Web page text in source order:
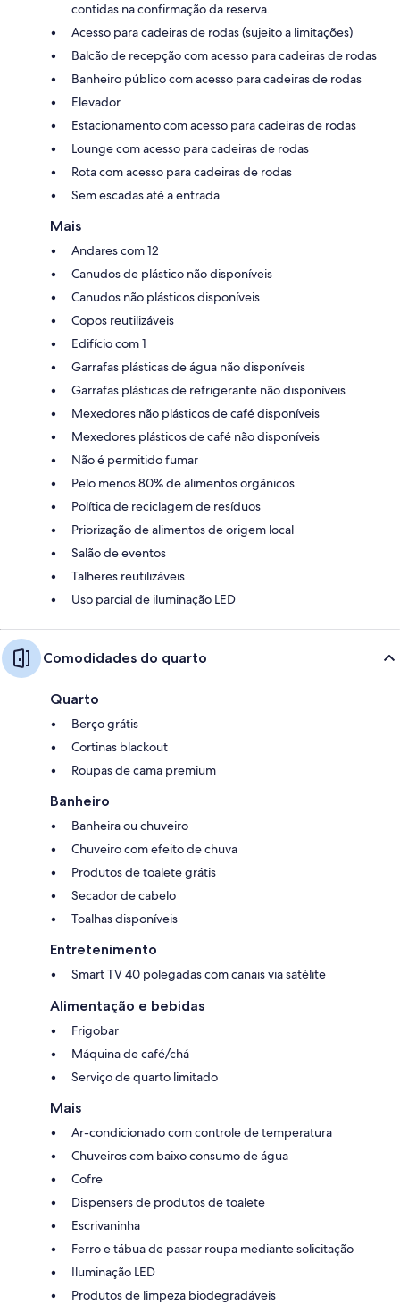
contidas na confirmação da reserva.
Acesso para cadeiras de rodas (sujeito a limitações)
Balcão de recepção com acesso para cadeiras de rodas
Banheiro público com acesso para cadeiras de rodas
Elevador
Estacionamento com acesso para cadeiras de rodas
Lounge com acesso para cadeiras de rodas
Rota com acesso para cadeiras de rodas
Sem escadas até a entrada
Mais
Andares com 12
Canudos de plástico não disponíveis
Canudos não plásticos disponíveis
Copos reutilizáveis
Edifício com 1
Garrafas plásticas de água não disponíveis
Garrafas plásticas de refrigerante não disponíveis
Mexedores não plásticos de café disponíveis
Mexedores plásticos de café não disponíveis
Não é permitido fumar
Pelo menos 80% de alimentos orgânicos
Política de reciclagem de resíduos
Priorização de alimentos de origem local
Salão de eventos
Talheres reutilizáveis
Uso parcial de iluminação LED
Comodidades do quarto
Quarto
Berço grátis
Cortinas blackout
Roupas de cama premium
Banheiro
Banheira ou chuveiro
Chuveiro com efeito de chuva
Produtos de toalete grátis
Secador de cabelo
Toalhas disponíveis
Entretenimento
Smart TV 40 polegadas com canais via satélite
Alimentação e bebidas
Frigobar
Máquina de café/chá
Serviço de quarto limitado
Mais
Ar-condicionado com controle de temperatura
Chuveiros com baixo consumo de água
Cofre
Dispensers de produtos de toalete
Escrivaninha
Ferro e tábua de passar roupa mediante solicitação
Iluminação LED
Produtos de limpeza biodegradáveis